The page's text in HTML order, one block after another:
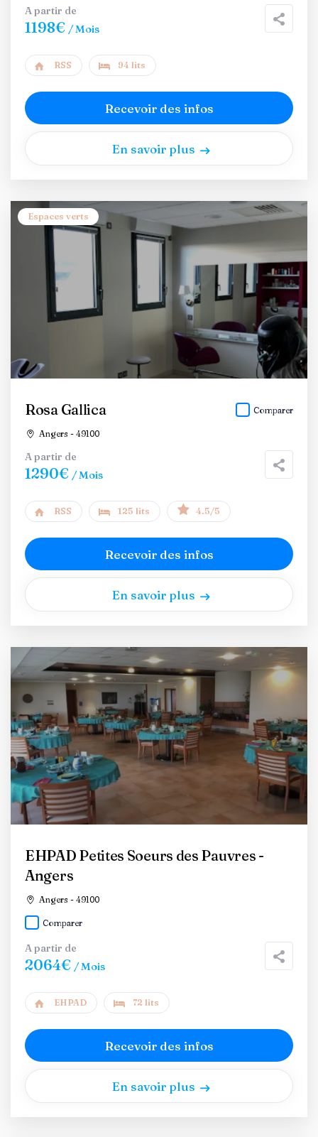
A partir de
1198€ / Mois
RSS 94 lits
Recevoir des infos
En savoir plus
Espaces verts
Rosa Gallica
Angers - 49100
Comparer
A partir de
1290€ / Mois
RSS 125 lits 4.5/5
Recevoir des infos
En savoir plus
EHPAD Petites Soeurs des Pauvres -
Angers
Angers - 49100
Comparer
A partir de
2064€ / Mois
EHPAD 72 lits
Recevoir des infos
En savoir plus